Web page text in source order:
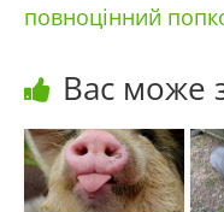
повноцінний
Вас може